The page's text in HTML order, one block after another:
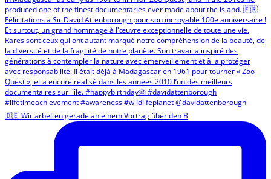
🇩🇪 Wir arbeiten gerade an einem Vortrag über den B